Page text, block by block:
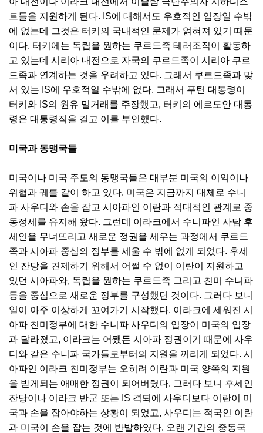
트들을 지원하게 된다. IS에 대해서도 우호적인 입장일 수밖
에 없는데 그것은 터키의 국내적인 문제가 얽혀져 있기 때문
이다. 터키에는 독립을 원하는 쿠르드족 테러조직이 활동하
고 있는데 시리아 내전으로 자국의 쿠르드족이 시리아 쿠르
드족과 연계하는 것을 우려하고 있다. 그래서 쿠르드족과 맞
서 있는 IS에 우호적일 수밖에 없다. 그래서 푸틴 대통령이
터키와 IS의 원유 밀거래를 주장했고, 터키의 에르도안 대통
령은 대통령직을 걸고 이를 부인했다.
미국과 동맹국들
미국이나 미국 주도의 동맹국들은 대부분 미국의 이익이나
위협과 궤를 같이 하고 있다. 미국은 지금까지 대체로 수니
파 사우디와 손을 잡고 시아파인 이란과 적대적인 관계로 중
동정세를 유지해 왔다. 그런데 이라크에서 수니파인 사담 후
세인을 무너뜨리고 새로운 정권을 세우는 과정에서 쿠르드
족과 시아파 중심의 정부를 세울 수 밖에 없게 되었다. 후세
인 잔당을 견제하기 위해서 어쩔 수 없이 이란이 지원하고
있던 시아파와, 독립을 원하는 쿠르드족 그리고 친미 수니파
등을 중심으로 새로운 정부를 구성했던 것이다. 그러다 보니
일이 아주 이상하게 꼬여가기 시작했다. 이라크에 세워진 시
아파 친미정부에 대한 수니파 사우디의 입장이 미국의 입장
과 달라졌고, 이라크는 어쨌든 시아파 정권이기 때문에 사우
디와 같은 수니파 국가들로부터의 지원을 꺼리게 되었다. 시
아파인 이라크 친미정부는 오히려 이란과 미국 양쪽의 지원
을 받게되는 애매한 정권이 되어버렸다. 그러다 보니 후세인
잔당이나 이라크 반군 또는 IS 격퇴에 사우디보다 이란이 미
국과 손을 잡아야하는 상황이 되었고, 사우디는 적국인 이란
과 미국이 손을 잡는 것에 반발하였다. 오랜 기간의 중동국